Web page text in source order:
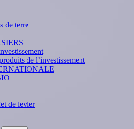
de terre
de l’investissement
de levier